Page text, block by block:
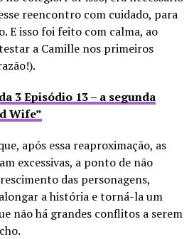
reencontro com cuidado, para
E isso foi feito com calma, ao
a Camille nos primeiros
3 Episódio 13 – a segunda
Wife”
após essa reaproximação, as
excessivas, a ponto de não
das personagens,
a história e torná-la um
não há grandes conflitos a serem